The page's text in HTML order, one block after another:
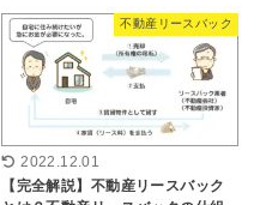
不動産リースバック
2022.12.01
【完全解説】不動産リースバック